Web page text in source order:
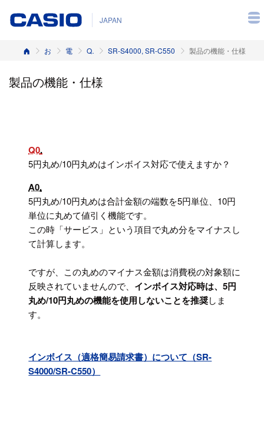
JAPAN
ホーム お客様サポート 電子レジスター Q&A（よくある質問と答え） SR-S4000, SR-C550 製品の機能・仕様
製品の機能・仕様
Q0
5円丸め/10円丸めはインボイス対応で使えますか？
A0
5円丸め/10円丸めは合計金額の端数を5円単位、10円
単位に丸めて値引く機能です。
この時「サービス」という項目で丸め分をマイナスし
て計算します。
ですが、この丸めのマイナス金額は消費税の対象額に
反映されていませんので、 インボイス対応時は、5円
丸め/10円丸めの機能を使用しないことを推奨しま
す。
インボイス（適格簡易請求書）について（SR-
S4000/SR-C550）